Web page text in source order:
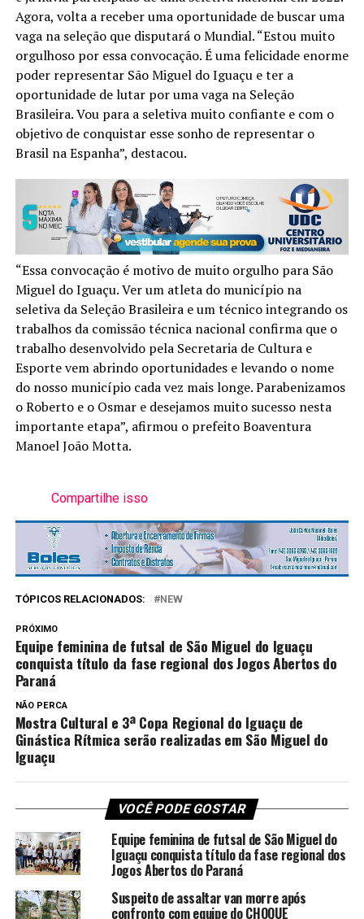
Agora, volta a receber uma oportunidade de buscar uma
vaga na seleção que disputará o Mundial. “Estou muito
orgulhoso por essa convocação. É uma felicidade enorme
poder representar São Miguel do Iguaçu e ter a
oportunidade de lutar por uma vaga na Seleção
Brasileira. Vou para a seletiva muito confiante e com o
objetivo de conquistar esse sonho de representar o
Brasil na Espanha”, destacou.
“Essa convocação é motivo de muito orgulho para São
Miguel do Iguaçu. Ver um atleta do município na
seletiva da Seleção Brasileira e um técnico integrando os
trabalhos da comissão técnica nacional confirma que o
trabalho desenvolvido pela Secretaria de Cultura e
Esporte vem abrindo oportunidades e levando o nome
do nosso município cada vez mais longe. Parabenizamos
o Roberto e o Osmar e desejamos muito sucesso nesta
importante etapa”, afirmou o prefeito Boaventura
Manoel João Motta.
Compartilhe isso
TÓPICOS RELACIONADOS: NEW
PRÓXIMO
Equipe feminina de futsal de São Miguel do Iguaçu
conquista título da fase regional dos Jogos Abertos do
Paraná
NÃO PERCA
Mostra Cultural e 3ª Copa Regional do Iguaçu de
Ginástica Rítmica serão realizadas em São Miguel do
Iguaçu
VOCÊ PODE GOSTAR
Equipe feminina de futsal de São Miguel do
Iguaçu conquista título da fase regional dos
Jogos Abertos do Paraná
Suspeito de assaltar van morre após
confronto com equipe do CHOQUE